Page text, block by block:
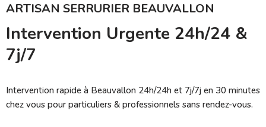
ARTISAN SERRURIER BEAUVALLON
Intervention Urgente 24h/24 &
7j/7
Intervention rapide à Beauvallon 24h/24h et 7j/7j en 30 minutes
chez vous pour particuliers & professionnels sans rendez-vous.